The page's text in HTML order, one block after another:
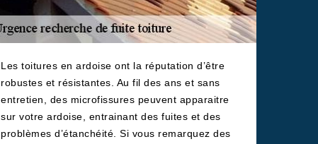
Les toitures en ardoise ont la réputation d’être
robustes et résistantes. Au fil des ans et sans
entretien, des microfissures peuvent apparaitre
sur votre ardoise, entrainant des fuites et des
problèmes d’étanchéité. Si vous remarquez des